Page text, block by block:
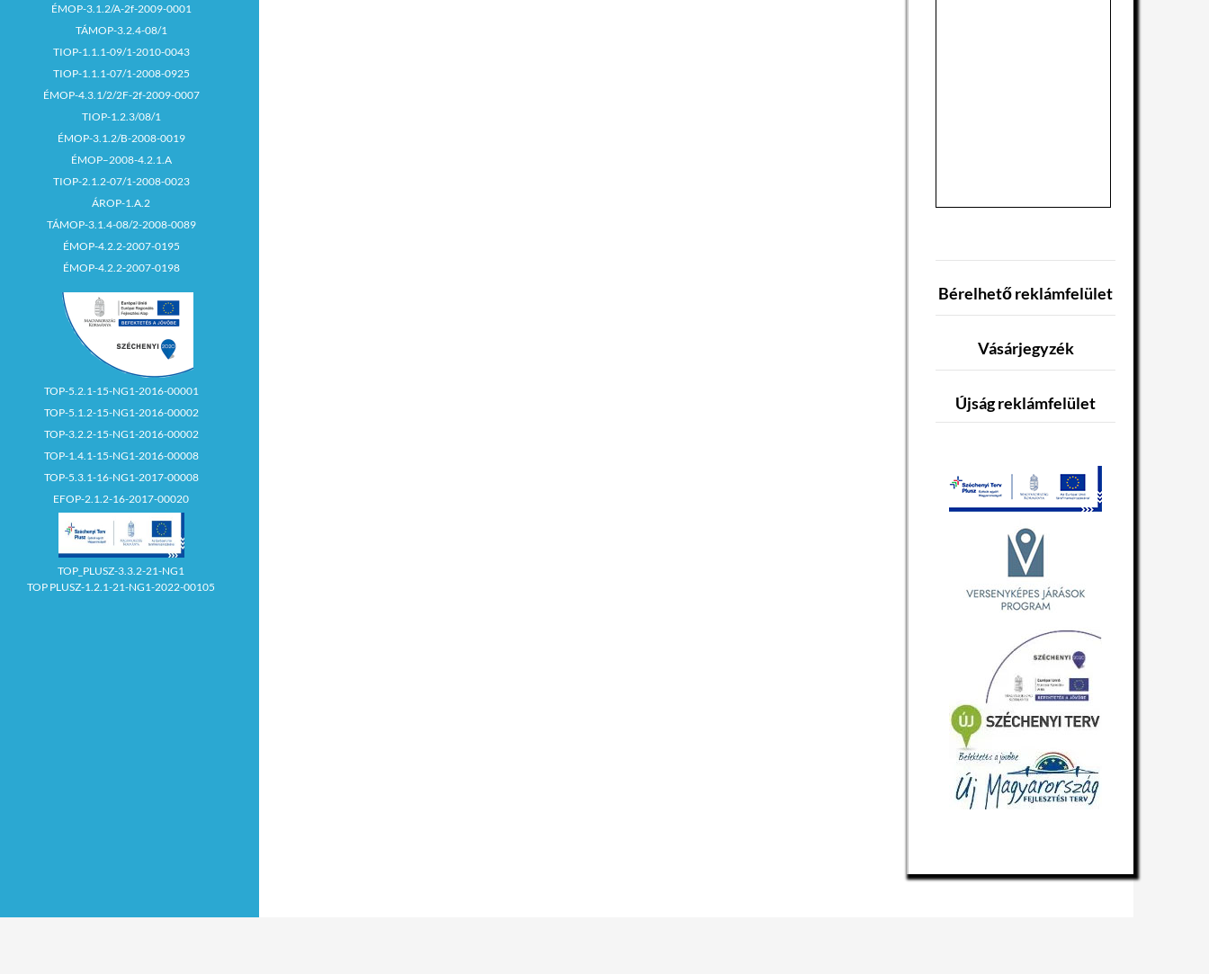
Bérelhető reklámfelület
Vásárjegyzék
Újság reklámfelület
ÉMOP-3.1.2/A-2f-2009-0001
TÁMOP-3.2.4-08/1
TIOP-1.1.1-09/1-2010-0043
TIOP-1.1.1-07/1-2008-0925
ÉMOP-4.3.1/2/2F-2f-2009-0007
TIOP-1.2.3/08/1
ÉMOP-3.1.2/B-2008-0019
ÉMOP–2008-4.2.1.A
TIOP-2.1.2-07/1-2008-0023
ÁROP-1.A.2
TÁMOP-3.1.4-08/2-2008-0089
ÉMOP-4.2.2-2007-0195
ÉMOP-4.2.2-2007-0198
TOP-5.2.1-15-NG1-2016-00001
TOP-5.1.2-15-NG1-2016-00002
TOP-3.2.2-15-NG1-2016-00002
TOP-1.4.1-15-NG1-2016-00008
TOP-5.3.1-16-NG1-2017-00008
EFOP-2.1.2-16-2017-00020
TOP_PLUSZ-3.3.2-21-NG1
TOP PLUSZ-1.2.1-21-NG1-2022-00105